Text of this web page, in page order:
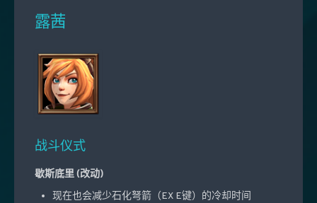
露茜
战斗仪式
歇斯底里 (改动)
现在也会减少石化弩箭（EX E键）的冷却时间